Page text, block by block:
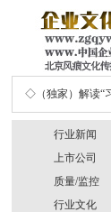
◇（独家）解读“
行业新闻
上市公司
质量/监控
行业文化